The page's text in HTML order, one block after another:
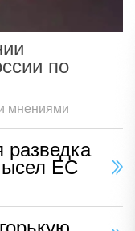
по
мнениями
разведка
ЕС